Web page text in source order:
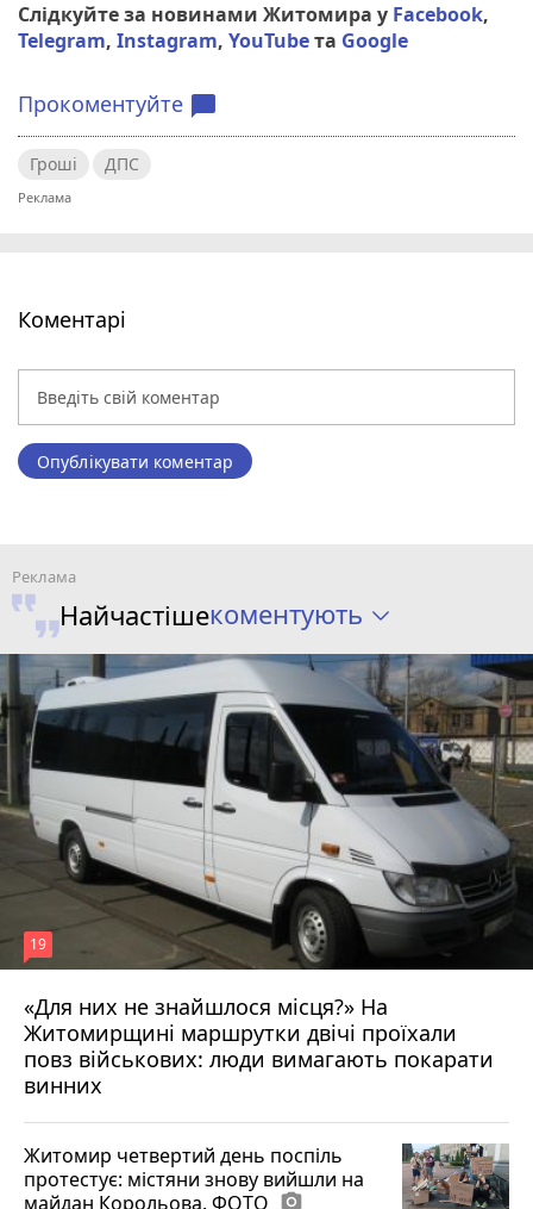
Слідкуйте за новинами Житомира у Facebook,
Telegram, Instagram, YouTubeта Google
Прокоментуйте chat_bubble
Гроші ДПС
Коментарі
Опублікувати коментар
Найчастішекоментують
«Для них не знайшлося місця?» На
Житомирщині маршрутки двічі проїхали
повз військових: люди вимагають покарати
винних
19
17 липня 2026 р.
Житомир четвертий день поспіль
протестує: містяни знову вийшли на
майдан Корольова. ФОТО photo_camera